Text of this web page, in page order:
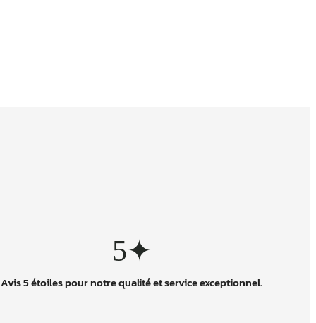
5✦
Avis 5 étoiles pour notre qualité et service exceptionnel.